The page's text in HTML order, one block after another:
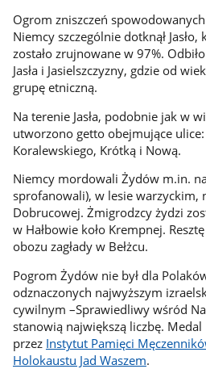
Ogrom zniszczeń
Niemcy szczególnie dotknął
zostało zrujnowane w 97%.
Jasła i Jasielszczyzny, gdzie od
grupę etniczną.
Na terenie Jasła, podobnie jak w
utworzono getto obejmujące ulice:
Koralewskiego, Krótką i Nową.
Niemcy mordowali Żydów m.in.
sprofanowali), w lesie warzyckim,
Dobrucowej. Żmigrodzcy żydzi
w Hałbowie koło Krempnej.
obozu zagłady w Bełżcu.
Pogrom Żydów nie był dla
odznaczonych najwyższym
cywilnym –Sprawiedliwy wśród
stanowią największą liczbę.
przez Instytut Pamięci
Holokaustu Jad Waszem.